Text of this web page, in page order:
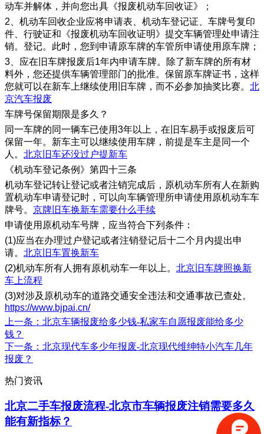
动车并解体，并向您出具《报废机动车回收证》；
2、机动车回收企业应将申请表、机动车登记证、车牌号复印
件、行驶证和《报废机动车回收证明》提交车辆管理处申请注
销。登记。此时，您到申请原车牌的车管所申请使用原车牌；
3、应在旧车牌报废后1年内申请车牌。除了新车牌的所有材
料外，您还提供车辆管理部门的批准。保留原车牌证书，这样
您就可以在新车上继续使用旧车牌，而不必参加抽奖比赛。 北
京汽车报废
车牌号保留期限是多久？
同一车牌的同一辆车已使用3年以上，在旧车易手或报废后可
保留一年。新车主可以继续使用车牌，前提是车主是同一个
人。 北京旧车还没过户提新车
《机动车登记条例》第四十三条
机动车登记转让登记或者注销完成后，原机动车所有人在新购
置机动车申请登记时，可以向车辆管理所申请使用原机动车车
牌号。 京牌旧车换新车需要什么手续
申请使用原机动车号牌，应当符合下列条件：
(1)应当在办理过户登记或者注销登记后十二个月内提出申
请。 北京旧车置换新车
(2)机动车所有人拥有原机动车一年以上。 北京旧车牌照换新
车上流程
(3)对涉及原机动车的道路交通安全违法和交通事故已查处。
https://www.bjpai.cn/
上一条 ：北京车辆报废给多少钱-私家车自愿报废能给多少
钱？
下一条 ：北京现代车多少年报废-北京现代维绅特小汽车几年
报废？
热门资讯
北京二手车报废流程-北京市车辆报废注销需要多久
能有新指标？